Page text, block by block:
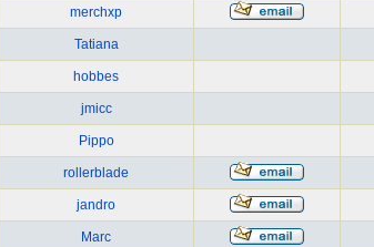
merchxp
Tatiana
hobbes
jmicc
Pippo
rollerblade
jandro
Marc